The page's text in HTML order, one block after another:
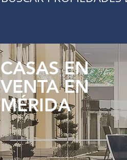
CASAS EN
VENTA EN
MÉRIDA